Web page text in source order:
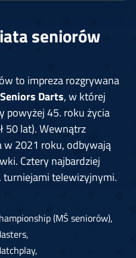
seniorów
to impreza rozgrywana
Darts, w której
powyżej 45. roku życia
50 lat). Wewnątrz
w 2021 roku, odbywają
Cztery najbardziej
turniejami telewizyjnymi.
(MŚ seniorów),